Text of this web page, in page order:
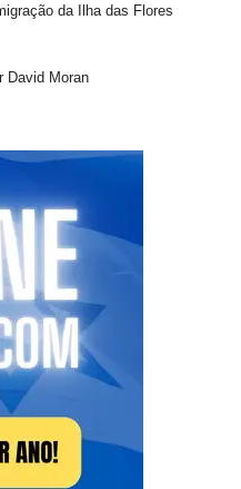
da Ilha das Flores
David Moran